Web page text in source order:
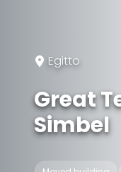
Egitto
Great
Simbel